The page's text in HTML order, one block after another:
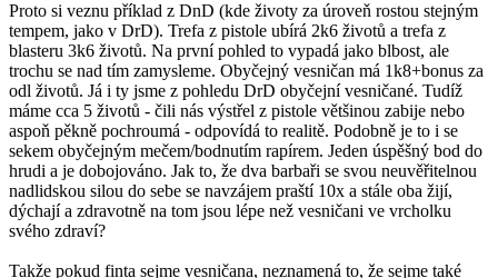
Proto si veznu příklad z DnD (kde životy za úroveň rostou stejným
tempem, jako v DrD). Trefa z pistole ubírá 2k6 životů a trefa z
blasteru 3k6 životů. Na první pohled to vypadá jako blbost, ale
trochu se nad tím zamysleme. Obyčejný vesničan má 1k8+bonus za
odl životů. Já i ty jsme z pohledu DrD obyčejní vesničané. Tudíž
máme cca 5 životů - čili nás výstřel z pistole většinou zabije nebo
aspoň pěkně pochroumá - odpovídá to realitě. Podobně je to i se
sekem obyčejným mečem/bodnutím rapírem. Jeden úspěšný bod do
hrudi a je dobojováno. Jak to, že dva barbaři se svou neuvěřitelnou
nadlidskou silou do sebe se navzájem praští 10x a stále oba žijí,
dýchají a zdravotně na tom jsou lépe než vesničani ve vrcholku
svého zdraví?
Takže pokud finta sejme vesničana, neznamená to, že sejme také